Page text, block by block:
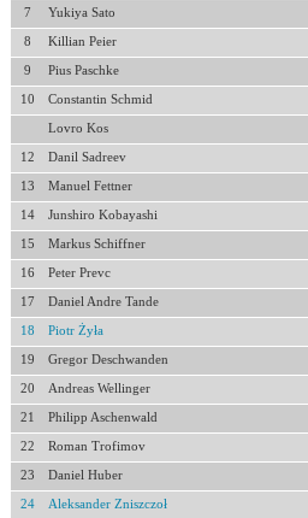
7 Yukiya Sato
8 Killian Peier
9 Pius Paschke
10 Constantin Schmid
Lovro Kos
12 Danil Sadreev
13 Manuel Fettner
14 Junshiro Kobayashi
15 Markus Schiffner
16 Peter Prevc
17 Daniel Andre Tande
18 Piotr Żyła
19 Gregor Deschwanden
20 Andreas Wellinger
21 Philipp Aschenwald
22 Roman Trofimov
23 Daniel Huber
24 Aleksander Zniszczoł